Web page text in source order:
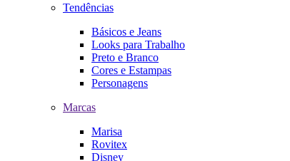
Tendências
Básicos e Jeans
Looks para Trabalho
Preto e Branco
Cores e Estampas
Personagens
Marcas
Marisa
Rovitex
Disney